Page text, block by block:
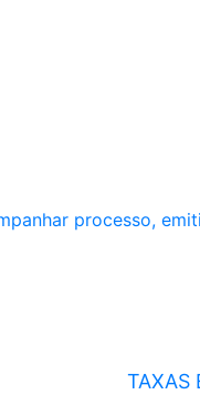
processo,
TAXAS